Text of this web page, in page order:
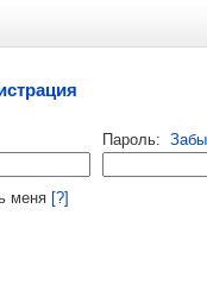
Пароль:
меня [?]